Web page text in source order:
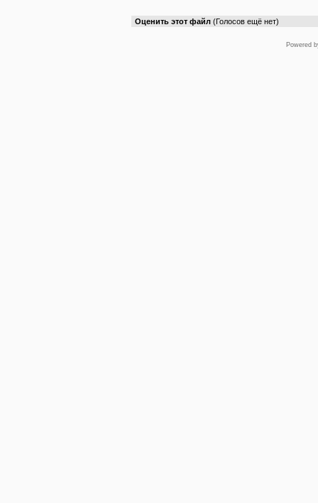
Оценить этот файл (Голосов ещё нет)
Powered